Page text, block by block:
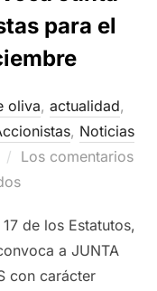
para el
oliva, actualidad,
, Noticias
Los comentarios
de los Estatutos,
a JUNTA
con carácter